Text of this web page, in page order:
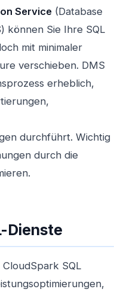
Service (Database
können Sie Ihre SQL
mit minimaler
verschieben. DMS
erheblich,
durchführt. Wichtig
durch die
Dienste
SQL